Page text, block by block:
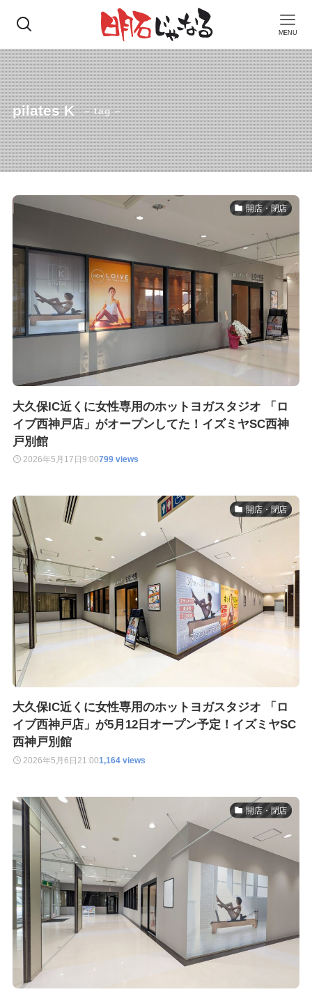
MENU
pilates K – tag –
開店・閉店
大久保IC近くに女性専用のホットヨガスタジオ 「ロ
イブ西神戸店」がオープンしてた！イズミヤSC西神
戸別館
2026年5月17日 9:00799 views
開店・閉店
大久保IC近くに女性専用のホットヨガスタジオ 「ロ
イブ西神戸店」が5月12日オープン予定！イズミヤSC
西神戸別館
2026年5月6日 21:001,164 views
開店・閉店